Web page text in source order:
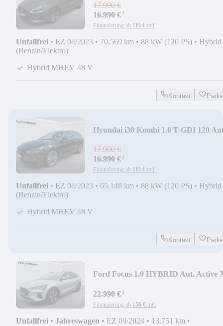
17.990 €
16.990 €¹
Finanzierung ab 115 € mtl.
Unfallfrei • EZ 04/2023 • 70.569 km • 88 kW (120 PS) • Hybrid
(Benzin/Elektro)
Hybrid MHEV 48 V
Kontakt
Hyundai i30 Kombi 1.0 T-GDI 120
17.900 €
16.990 €¹
Finanzierung ab 115 € mtl.
Unfallfrei • EZ 04/2023 • 65.148 km • 88 kW (120 PS) • Hybrid
(Benzin/Elektro)
Hybrid MHEV 48 V
Kontakt
Ford Focus 1.0 HYBRID Aut. Active
22.990 €¹
Finanzierung ab 156 € mtl.
Unfallfrei • Jahreswagen • EZ 09/2024 • 13.751 km •